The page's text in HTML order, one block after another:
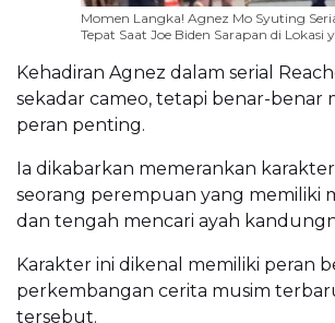
Momen Langka! Agnez Mo Syuting
Tepat Saat Joe Biden Sarapan di Lokasi
Kehadiran Agnez dalam serial
sekadar cameo, tetapi benar-benar
peran penting.
Ia dikabarkan memerankan
seorang perempuan yang memiliki
dan tengah mencari ayah
Karakter ini dikenal memiliki peran
perkembangan cerita musim
tersebut.